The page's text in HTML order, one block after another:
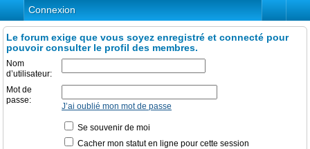
Connexion
Le forum exige que vous soyez enregistré et connecté pour
pouvoir consulter le profil des membres.
Nom
d’utilisateur:
Mot de
passe:
J’ai oublié mon mot de passe
Se souvenir de moi
Cacher mon statut en ligne pour cette session